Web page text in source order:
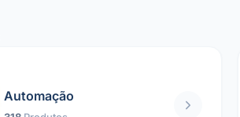
Automação